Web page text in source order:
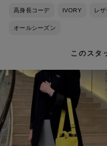
高身長コーデ IVORY レザ
オールシーズン
このスタ